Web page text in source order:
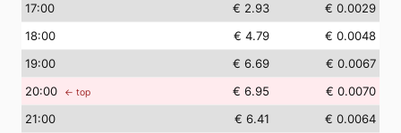
17:00 € 2.93
€ 0.0029
18:00 € 4.79
€ 0.0048
19:00 € 6.69
€ 0.0067
20:00 ← top € 6.95
€ 0.0070
21:00 € 6.41
€ 0.0064